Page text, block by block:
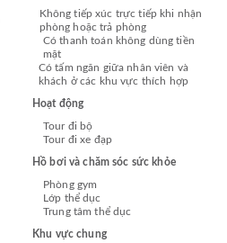
Không tiếp xúc trực tiếp khi nhận
phòng hoặc trả phòng
Có thanh toán không dùng tiền
mặt
Có tấm ngăn giữa nhân viên và
khách ở các khu vực thích hợp
Hoạt động
Tour đi bộ
Tour đi xe đạp
Hồ bơi và chăm sóc sức khỏe
Phòng gym
Lớp thể dục
Trung tâm thể dục
Khu vực chung